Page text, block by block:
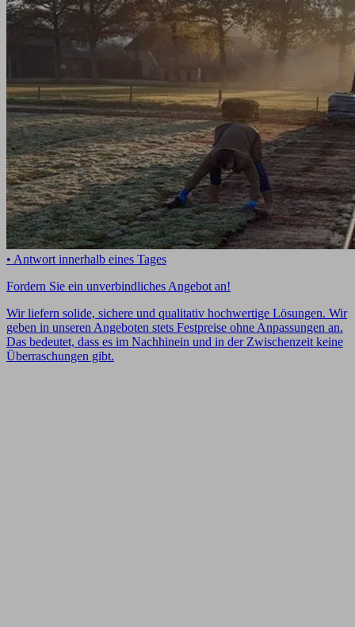
• Antwort innerhalb eines Tages
Fordern Sie ein unverbindliches Angebot an!
Wir liefern solide, sichere und qualitativ hochwertige Lösungen. Wir
geben in unseren Angeboten stets Festpreise ohne Anpassungen an.
Das bedeutet, dass es im Nachhinein und in der Zwischenzeit keine
Überraschungen gibt.